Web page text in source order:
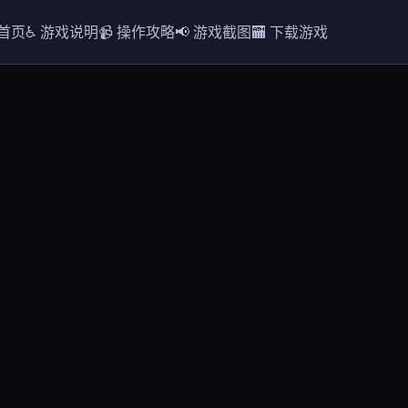
页♿ 游戏说明📹 操作攻略📢 游戏截图🏧 下载游戏